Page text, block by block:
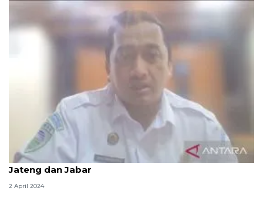
BMKG deteksi potensi hujan lebat di koridor mudik
Jateng dan Jabar
2 April 2024